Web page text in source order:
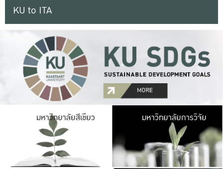
KU to ITA
มหาวิทยาลัยสีเขียว มหาวิ
มีพื้นที่เขียวสดใส
เป็นป่าในเมือง เกษต
มหาวิทยาลัยการวิจัย